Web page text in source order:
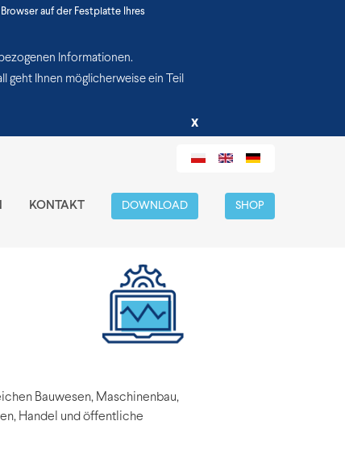
auf der Festplatte Ihres
Informationen.
geht Ihnen möglicherweise ein Teil
X
KONTAKT DOWNLOAD SHOP
Bauwesen, Maschinenbau,
Handel und öffentliche